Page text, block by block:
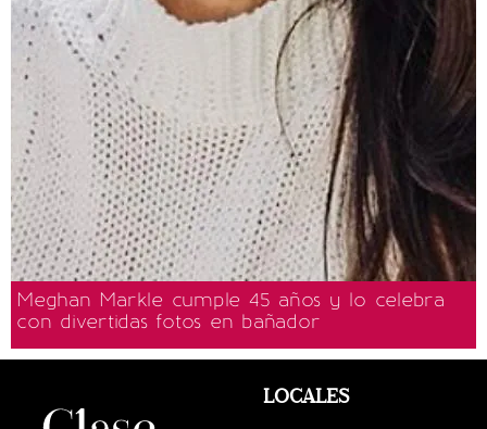
Meghan Markle cumple 45 años y lo celebra
con divertidas fotos en bañador
LOCALES